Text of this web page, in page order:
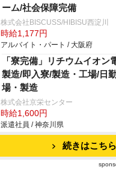
ーム/社会保障完備
株式会社BISCUSS/HIBISU西淀川
時給1,177円
アルバイト・パート / 大阪府
「寮完備」リチウムイオン
製造/即入寮/製造・工場/日
場・製造
株式会社京栄センター
時給1,600円
派遣社員 / 神奈川県
続きはこちら